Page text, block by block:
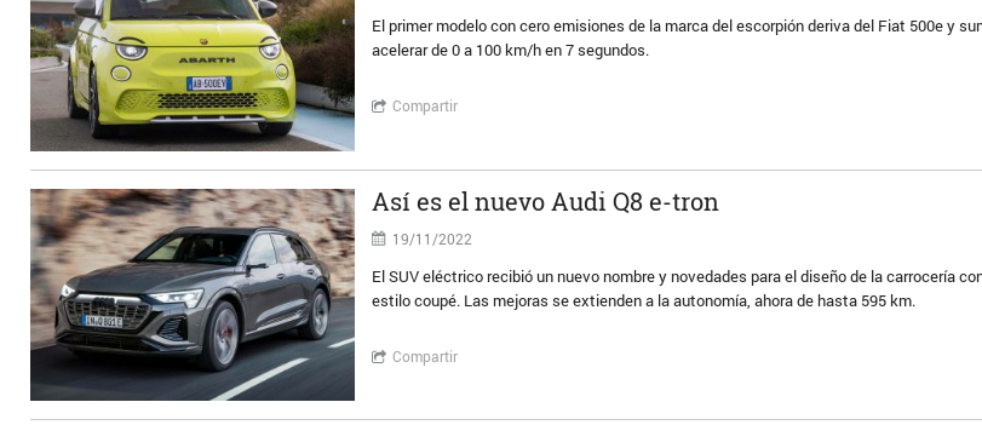
El primer modelo con cero emisiones de la marca del escorpión deriva del Fiat 500e y
acelerar de 0 a 100 km/h en 7 segundos.
Compartir
Así es el nuevo Audi Q8 e-tron
19/11/2022
El SUV eléctrico recibió un nuevo nombre y novedades para el diseño de la carrocería
estilo coupé. Las mejoras se extienden a la autonomía, ahora de hasta 595 km.
Compartir